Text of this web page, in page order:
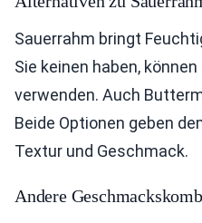
Sauerrahm bringt
Sie keinen haben,
verwenden. Auch
Beide Optionen geben
Textur und Geschmack.
Andere